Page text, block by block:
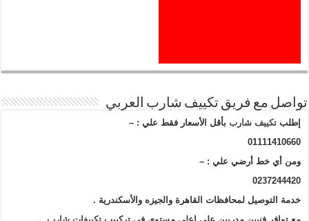
مع فريق تكييف شارب العربي
إطلبتكييف شارببأقل الأسعار فقط علي : –
01111410660
ومن أي خط أرضي علي : –
0237244420
خدمة التوصيل لمحافظات القاهرة والجيزه والأسكندرية .